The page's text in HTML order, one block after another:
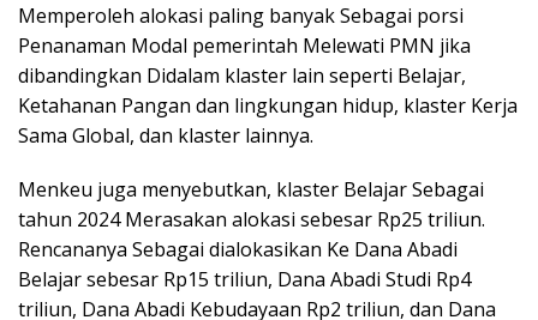
Memperoleh alokasi paling banyak Sebagai porsi
Penanaman Modal pemerintah Melewati PMN jika
dibandingkan Didalam klaster lain seperti Belajar,
Ketahanan Pangan dan lingkungan hidup, klaster Kerja
Sama Global, dan klaster lainnya.
Menkeu juga menyebutkan, klaster Belajar Sebagai
tahun 2024 Merasakan alokasi sebesar Rp25 triliun.
Rencananya Sebagai dialokasikan Ke Dana Abadi
Belajar sebesar Rp15 triliun, Dana Abadi Studi Rp4
triliun, Dana Abadi Kebudayaan Rp2 triliun, dan Dana